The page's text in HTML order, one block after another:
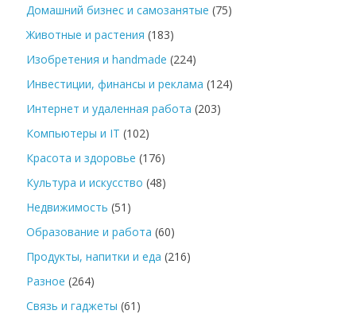
Домашний бизнес и самозанятые (75)
Животные и растения (183)
Изобретения и handmade (224)
Инвестиции, финансы и реклама (124)
Интернет и удаленная работа (203)
Компьютеры и IT (102)
Красота и здоровье (176)
Культура и искусство (48)
Недвижимость (51)
Образование и работа (60)
Продукты, напитки и еда (216)
Разное (264)
Связь и гаджеты (61)